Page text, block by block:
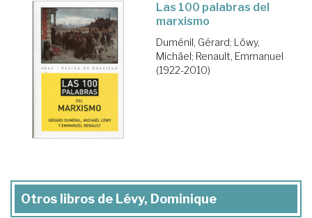
Las 100 palabras del
marxismo
Duménil, Gérard; Löwy,
Michäel; Renault, Emmanuel
(1922-2010)
Otros libros de Lévy, Dominique